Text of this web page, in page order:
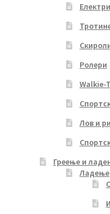
Ролери
Walkie-
Лов и
Греење и
Ладење